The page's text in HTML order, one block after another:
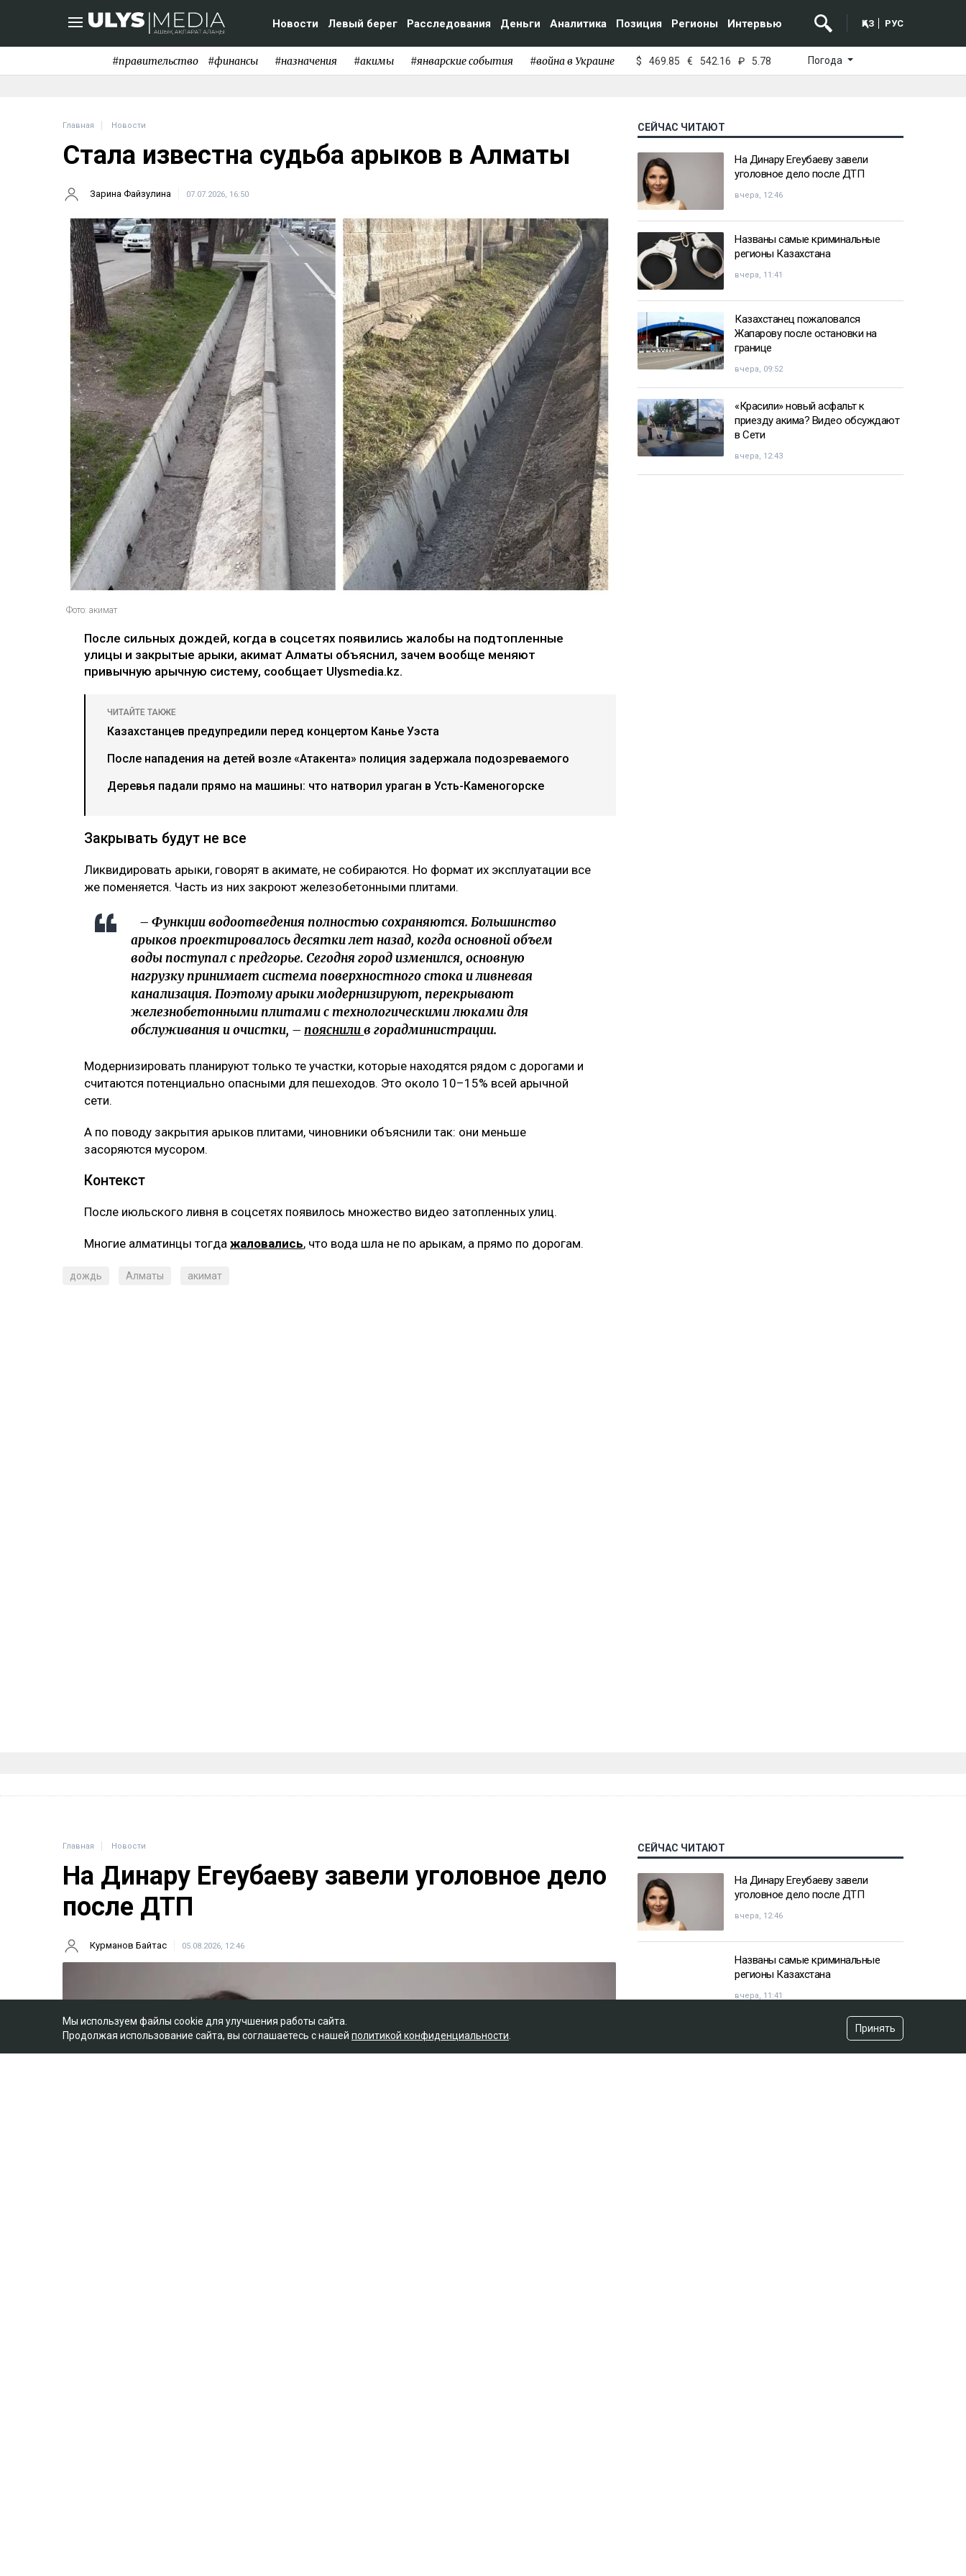
Новости Левый берег Расследования Деньги Аналитика Позиция Регионы Интервью ҚАЗ РУС
#правительство #финансы #назначения #акимы #январские события #война в Украине $ 469.85 € 542.16 ₽ 5.78 Погода
Главная Новости
Стала известна судьба арыков в Алматы
Зарина Файзулина 07.07.2026, 16:50
Фото: акимат
После сильных дождей, когда в соцсетях появились жалобы на подтопленные
улицы и закрытые арыки, акимат Алматы объяснил, зачем вообще меняют
привычную арычную систему, сообщает Ulysmedia.kz.
ЧИТАЙТЕ ТАКЖЕ
Казахстанцев предупредили перед концертом Канье Уэста
После нападения на детей возле «Атакента» полиция задержала подозреваемого
Деревья падали прямо на машины: что натворил ураган в Усть-Каменогорске
Закрывать будут не все
Ликвидировать арыки, говорят в акимате, не собираются. Но формат их эксплуатации все
же поменяется. Часть из них закроют железобетонными плитами.
– Функции водоотведения полностью сохраняются. Большинство
арыков проектировалось десятки лет назад, когда основной объем
воды поступал с предгорье. Сегодня город изменился, основную
нагрузку принимает система поверхностного стока и ливневая
канализация. Поэтому арыки модернизируют, перекрывают
железнобетонными плитами с технологическими люками для
обслуживания и очистки, – пояснилив горадминистрации.
Модернизировать планируют только те участки, которые находятся рядом с дорогами и
считаются потенциально опасными для пешеходов. Это около 10–15% всей арычной
сети.
А по поводу закрытия арыков плитами, чиновники объяснили так: они меньше
засоряются мусором.
Контекст
После июльского ливня в соцсетях появилось множество видео затопленных улиц.
Многие алматинцы тогда жаловались, что вода шла не по арыкам, а прямо по дорогам.
дождь Алматы акимат
СЕЙЧАС ЧИТАЮТ
На Динару Егеубаеву завели
уголовное дело после ДТП
вчера, 12:46
Названы самые криминальные
регионы Казахстана
вчера, 11:41
Казахстанец пожаловался
Жапарову после остановки на
границе
вчера, 09:52
«Красили» новый асфальт к
приезду акима? Видео обсуждают
в Сети
вчера, 12:43
Главная Новости
На Динару Егеубаеву завели уголовное дело
после ДТП
Курманов Байтас 05.08.2026, 12:46
СЕЙЧАС ЧИТАЮТ
На Динару Егеубаеву завели
уголовное дело после ДТП
вчера, 12:46
Названы самые криминальные
регионы Казахстана
вчера, 11:41
Казахстанец пожаловался
Жапарову после остановки на
Мы используем файлы cookie для улучшения работы сайта.
Продолжая использование сайта, вы соглашаетесь с нашей политикой конфиденциальности
Принять